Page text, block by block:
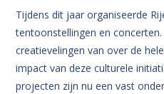
Tijdens dit jaar organiseerde
tentoonstellingen en
creatievelingen van over de
impact van deze culturele
projecten zijn nu een vast